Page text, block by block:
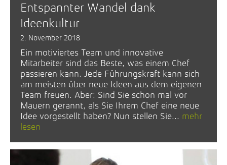
Entspannter Wandel dank
Ideenkultur
2. November 2018
Ein motiviertes Team und innovative
Mitarbeiter sind das Beste, was einem Chef
passieren kann. Jede Führungskraft kann sich
am meisten über neue Ideen aus dem eigenen
Team freuen. Aber: Sind Sie schon mal vor
Mauern gerannt, als Sie Ihrem Chef eine neue
Idee vorgestellt haben? Nun stellen Sie... mehr
lesen